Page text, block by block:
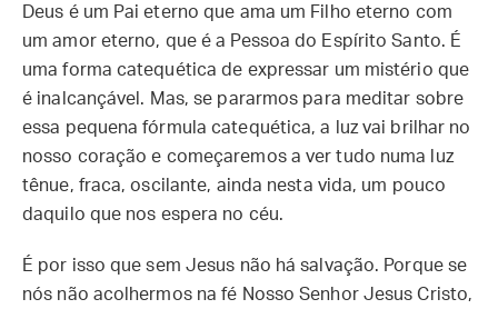
Deus é um Pai eterno que ama um Filho eterno com
um amor eterno, que é a Pessoa do Espírito Santo. É
uma forma catequética de expressar um mistério que
é inalcançável. Mas, se pararmos para meditar sobre
essa pequena fórmula catequética, a luz vai brilhar no
nosso coração e começaremos a ver tudo numa luz
tênue, fraca, oscilante, ainda nesta vida, um pouco
daquilo que nos espera no céu.
É por isso que sem Jesus não há salvação. Porque se
nós não acolhermos na fé Nosso Senhor Jesus Cristo,